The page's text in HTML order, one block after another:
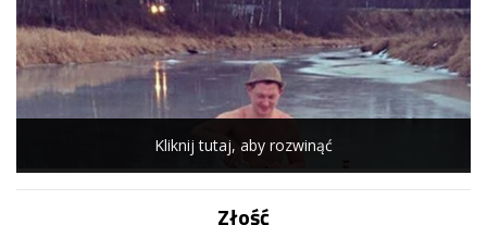
Kliknij tutaj, aby rozwinąć
Złość